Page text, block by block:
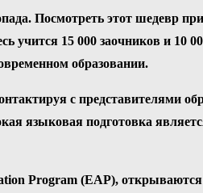
Посмотреть этот шедевр
15 000 заочников и 10
образовании.
с представителями
языковая подготовка
Program (EAP),